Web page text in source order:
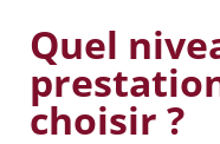
Quel
choisir ?